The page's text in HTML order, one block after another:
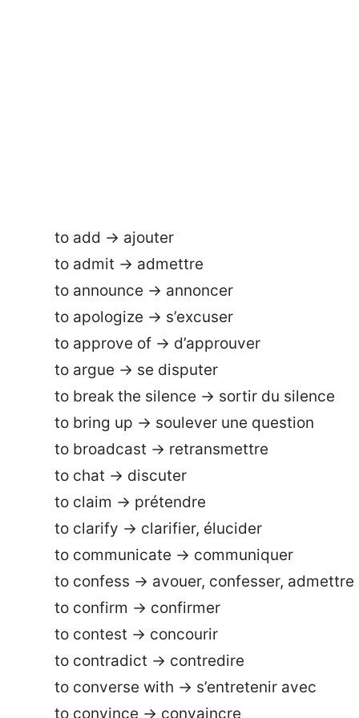
to add → ajouter
to admit → admettre
to announce → annoncer
to apologize → s’excuser
to approve of → d’approuver
to argue → se disputer
to break the silence → sortir du silence
to bring up → soulever une question
to broadcast → retransmettre
to chat → discuter
to claim → prétendre
to clarify → clarifier, élucider
to communicate → communiquer
to confess → avouer, confesser, admettre
to confirm → confirmer
to contest → concourir
to contradict → contredire
to converse with → s’entretenir avec
to convince → convaincre